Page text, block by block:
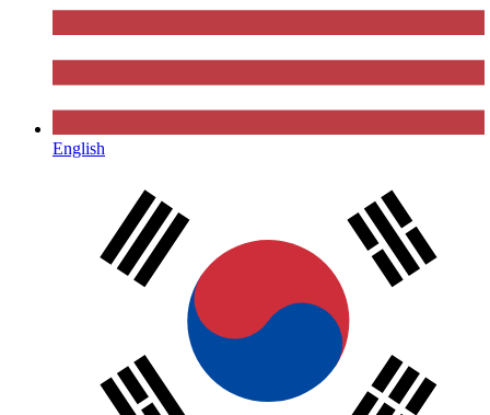
English